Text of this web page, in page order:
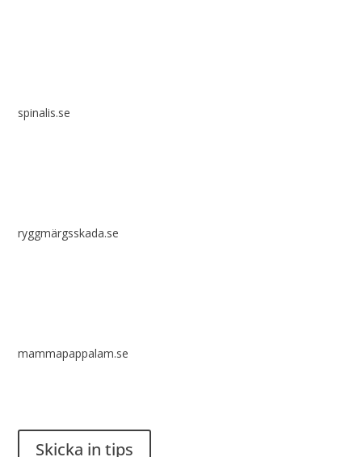
spinalis.se
ryggmärgsskada.se
mammapappalam.se
Skicka in tips